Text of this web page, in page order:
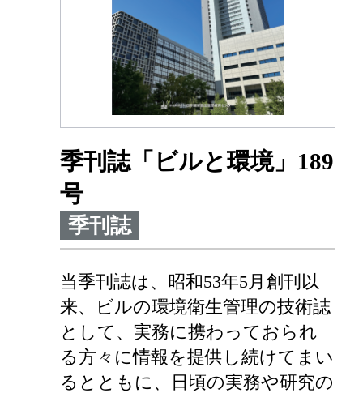
季刊誌「ビルと環境」189
号
季刊誌
当季刊誌は、昭和53年5月創刊以
来、ビルの環境衛生管理の技術誌
として、実務に携わっておられ
る方々に情報を提供し続けてまい
るとともに、日頃の実務や研究の